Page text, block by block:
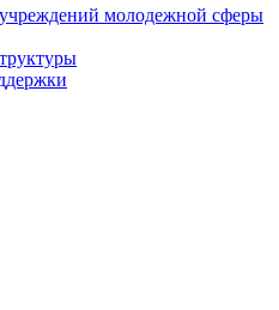
молодежной сферы